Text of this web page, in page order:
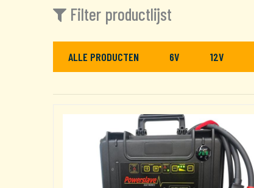
Filter productlijst
ALLE PRODUCTEN 6V 12V